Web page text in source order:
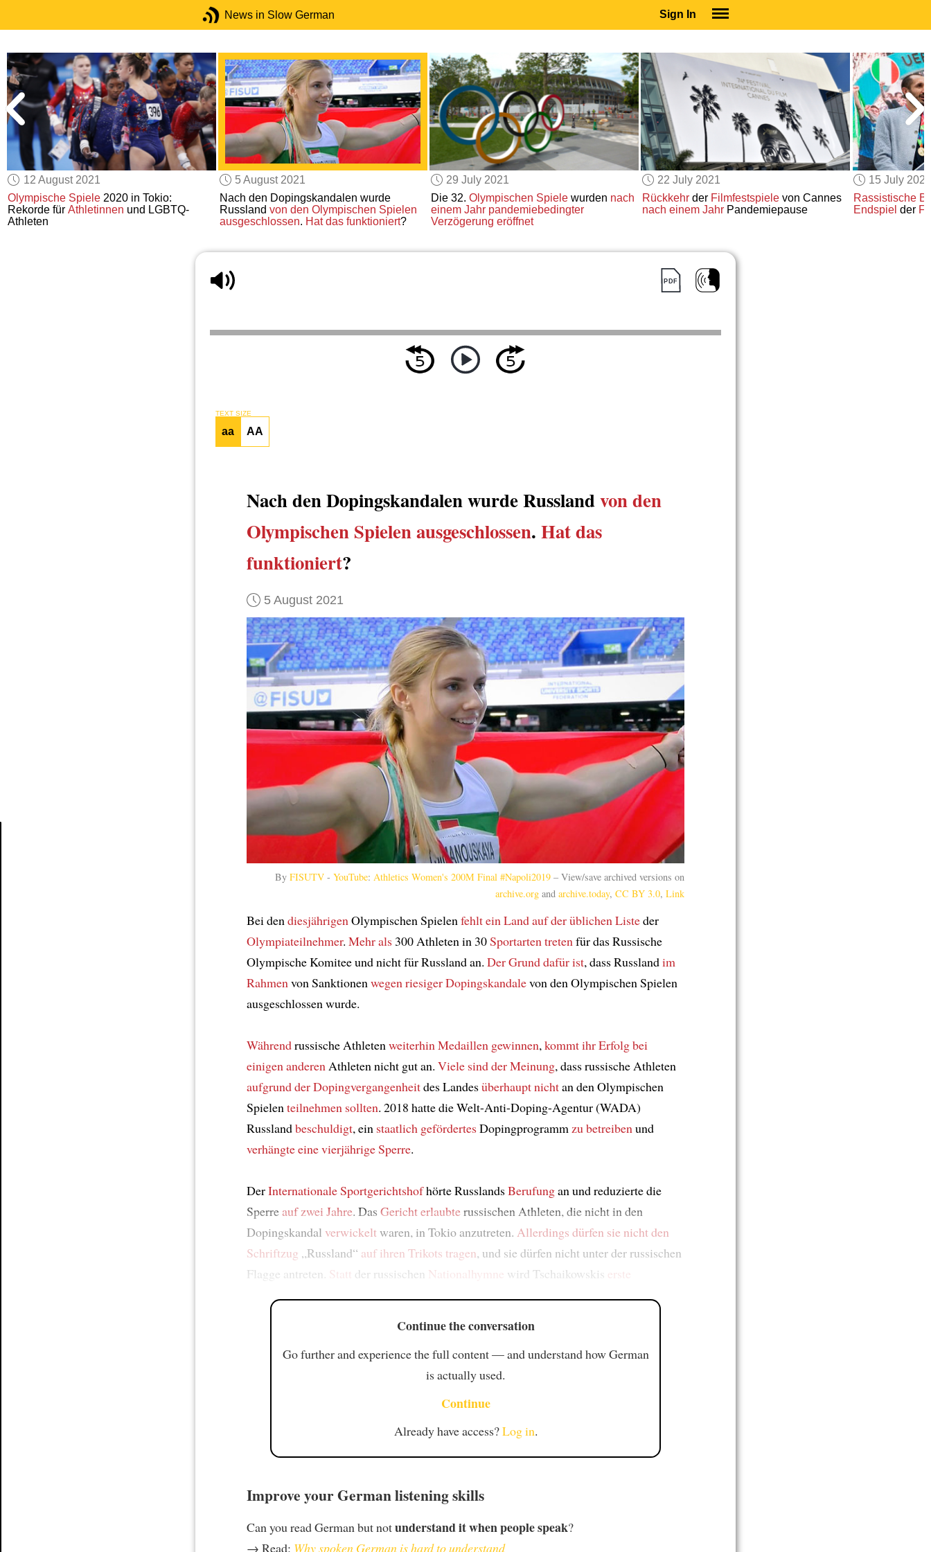
News in Slow German Sign In
SUBSCRIBE
EDUCATIONAL LICENSES
GIFT CARDS
OTHER LANGUAGES
ABOUT US
ALEXA
ADJUST COLORS
12 August 2021
Olympische Spiele 2020 in Tokio:
Rekorde fürAthletinnen und LGBTQ-
Athleten
5 August 2021
Nach den Dopingskandalen wurde
Russland von den Olympischen Spielen
ausgeschlossen. Hat das funktioniert?
29 July 2021
Die 32. Olympischen Spielewurden nach
einem Jahr pandemiebedingter
Verzögerung eröffnet
22 July 2021
Rückkehrder Filmfestspielevon Cannes
nach einem JahrPandemiepause
15 July
Rassistische
Endspiel der
TEXT SIZE
aa AA
Nach den Dopingskandalen wurde Russlandvon den
Olympischen Spielenausgeschlossen. Hat das
funktioniert?
5 August 2021
By FISUTV - YouTube: Athletics Women's 200M Final #Napoli2019 – View/save archived versions on
archive.org and archive.today, CC BY 3.0, Link
Bei dendiesjährigenOlympischen Spielenfehlt ein Landauf der üblichen Listeder
Olympiateilnehmer. Mehr als 300 Athleten in 30Sportartentretenfür das Russische
Olympische Komitee und nicht für Russland an. Der Grund dafür ist, dass Russlandim
Rahmenvon Sanktionenwegen riesiger Dopingskandalevon den Olympischen Spielen
ausgeschlossen wurde.
Währendrussische Athletenweiterhin Medaillen gewinnen,kommtihr Erfolgbei
einigen anderenAthleten nicht gut an. Viele sind der Meinung, dass russische Athleten
aufgrund der Dopingvergangenheitdes Landesüberhaupt nichtan den Olympischen
Spielenteilnehmen sollten. 2018 hatte die Welt-Anti-Doping-Agentur (WADA)
Russlandbeschuldigt, ein staatlich gefördertesDopingprogrammzu betreibenund
verhängte eine vierjährige Sperre.
DerInternationale Sportgerichtshofhörte RusslandsBerufungan und reduzierte die
Sperreauf zwei Jahre. Das Gerichterlaubterussischen Athleten, die nicht in den
Dopingskandal verwickeltwaren, in Tokio anzutreten. Allerdings dürfen sie nichtden
Schriftzug „Russland“ auf ihren Trikots tragen, und sie dürfen nicht unter der russischen
Flagge antreten. Statt der russischen Nationalhymne wird Tschaikowskis erste
Continue the conversation
Go further and experience the full content — and understand how German
is actually used.
Continue
Already have access?Log in.
Improve your German listening skills
Can you read German but notunderstand it when people speak?
→ Read: Why spoken German is hard to understand